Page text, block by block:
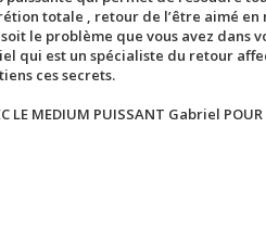
totale , retour de l’être aimé en
le problème que vous avez dans
qui est un spécialiste du retour
ces secrets.
LE MEDIUM PUISSANT Gabriel